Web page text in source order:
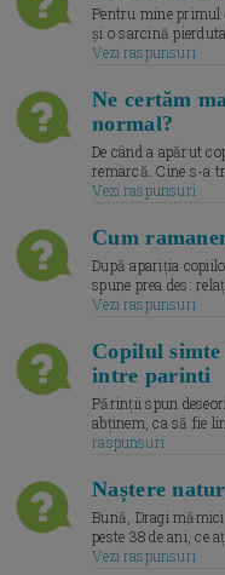
Pentru mine primul
și o sarcină
Vezi raspunsuri
Ne certăm
normal?
De când a apărut
remarcă. Cine s-a
Vezi raspunsuri
Cum
După apariția
spune prea des:
Vezi raspunsuri
Copilul
intre parinti
Părinții spun
abținem, ca să fie
raspunsuri
Naștere
Bună, Dragi
peste 38 de ani, ce
Vezi raspunsuri